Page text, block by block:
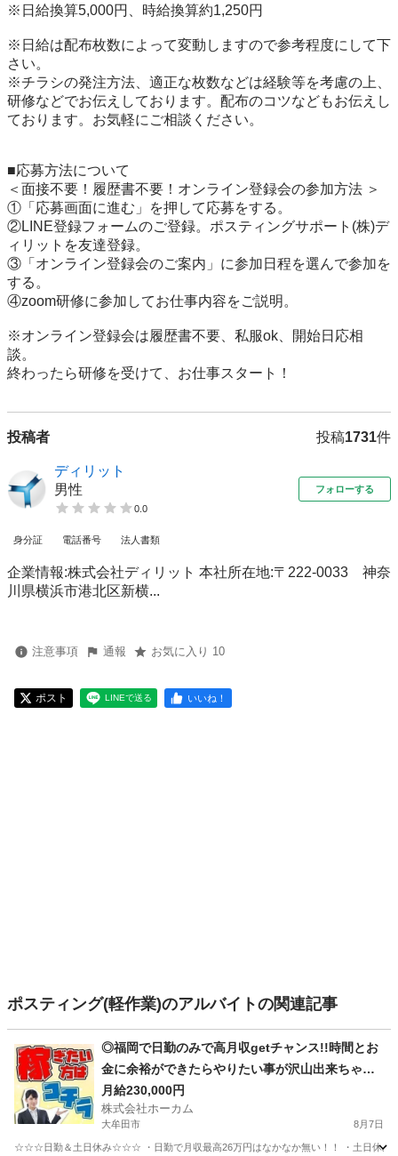
※日給換算5,000円、時給換算約1,250円
※日給は配布枚数によって変動しますので参考程度にして下
さい。
※チラシの発注方法、適正な枚数などは経験等を考慮の上、
研修などでお伝えしております。配布のコツなどもお伝えし
ております。お気軽にご相談ください。
■応募方法について
＜面接不要！履歴書不要！オンライン登録会の参加方法 ＞
①「応募画面に進む」を押して応募をする。
②LINE登録フォームのご登録。ポスティングサポート(株)デ
ィリットを友達登録。
③「オンライン登録会のご案内」に参加日程を選んで参加を
する。
④zoom研修に参加してお仕事内容をご説明。
※オンライン登録会は履歴書不要、私服ok、開始日応相
談。
終わったら研修を受けて、お仕事スタート！
投稿者 投稿1731件
ディリット
男性
0.0
フォローする
身分証 電話番号 法人書類
企業情報:株式会社ディリット 本社所在地:〒222-0033 神奈
川県横浜市港北区新横...
注意事項 通報 お気に入り 10
ポスト LINEで送る いいね！
ポスティング(軽作業)のアルバイトの関連記事
◎福岡で日勤のみで高月収getチャンス!!時間とお
金に余裕ができたらやりたい事が沢山出来ちゃう
☆
月給230,000円
株式会社ホーカム
大牟田市 8月7日
☆☆☆日勤＆土日休み☆☆☆ ・日勤で月収最高26万円はなかなか無い！！ ・土日休み